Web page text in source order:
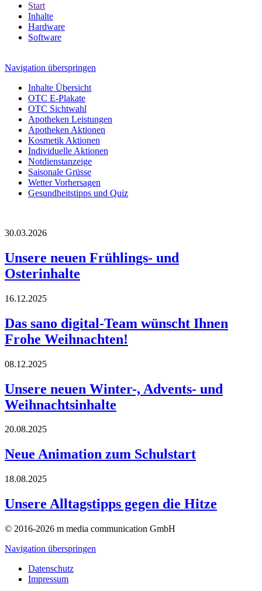
Start
Inhalte
Hardware
Software
Navigation überspringen
Inhalte Übersicht
OTC E-Plakate
OTC Sichtwahl
Apotheken Leistungen
Apotheken Aktionen
Kosmetik Aktionen
Individuelle Aktionen
Notdienstanzeige
Saisonale Grüsse
Wetter Vorhersagen
Gesundheitstipps und Quiz
30.03.2026
Unsere neuen Frühlings- und
Osterinhalte
16.12.2025
Das sano digital-Team wünscht Ihnen
Frohe Weihnachten!
08.12.2025
Unsere neuen Winter-, Advents- und
Weihnachtsinhalte
20.08.2025
Neue Animation zum Schulstart
18.08.2025
Unsere Alltagstipps gegen die Hitze
© 2016-2026 m media communication GmbH
Navigation überspringen
Datenschutz
Impressum